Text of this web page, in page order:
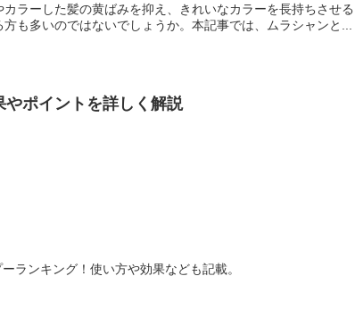
ラーした髪の黄ばみを抑え、きれいなカラーを長持ちさせ
も多いのではないでしょうか。本記事では、ムラシャンと...
ポイントを詳しく解説
ランキング！使い方や効果なども記載。